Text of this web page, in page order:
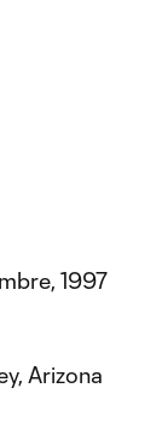
1997
Arizona